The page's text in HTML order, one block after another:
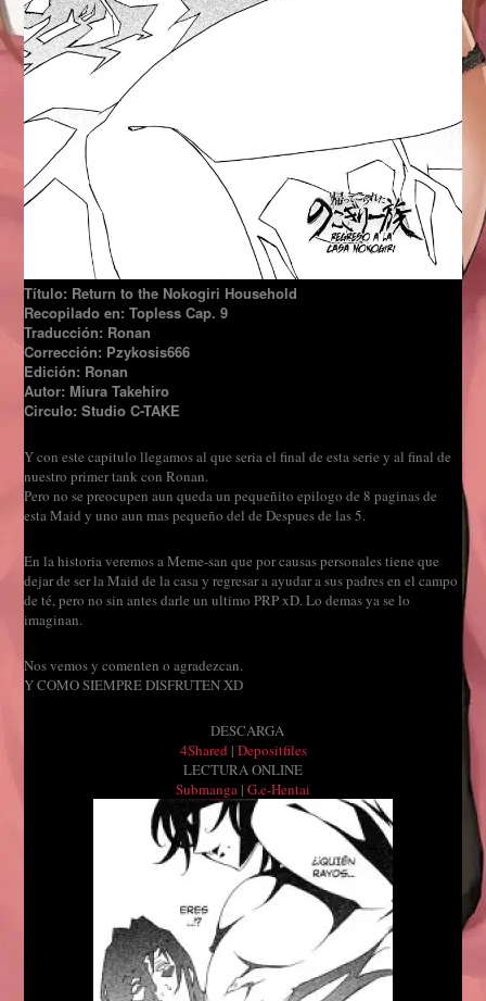
Título: Return to the Nokogiri Household
Recopilado en: Topless Cap. 9
Traducción: Ronan
Corrección: Pzykosis666
Edición: Ronan
Autor: Miura Takehiro
Circulo: Studio C-TAKE
Y con este capitulo llegamos al que seria el final de esta serie y al final de
nuestro primer tank con Ronan.
Pero no se preocupen aun queda un pequeñito epilogo de 8 paginas de
esta Maid y uno aun mas pequeño del de Despues de las 5.
En la historia veremos a Meme-san que por causaspersonales tiene que
dejar de ser la Maid de la casa y regresar a ayudar a sus padres en el campo
deté, pero no sin antes darle un ultimo PRP xD. Lo demas ya se lo
imaginan.
Nos vemos y comenten o agradezcan.
Y COMO SIEMPRE DISFRUTEN XD
DESCARGA
4Shared | Depositfiles
LECTURA ONLINE
Submanga | G.e-Hentai